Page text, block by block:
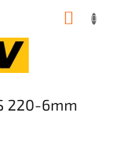
220-6mm